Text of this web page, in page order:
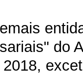
do
2018,